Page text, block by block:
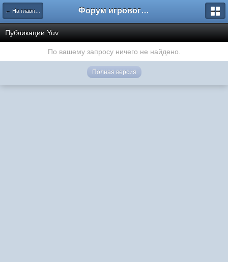
← На главную Форум игрового проекта Riverrise
Публикации Yuv
По вашему запросу ничего не найдено.
Полная версия